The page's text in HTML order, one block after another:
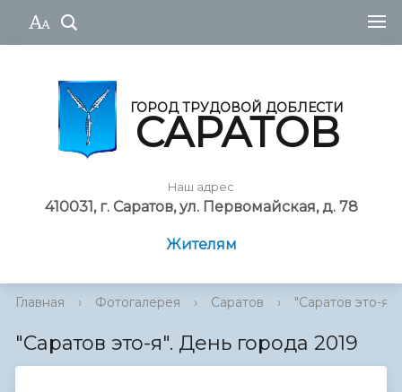
ГОРОД ТРУДОВОЙ ДОБЛЕСТИ
САРАТОВ
Наш адрес
410031, г. Саратов, ул. Первомайская, д. 78
Жителям
Главная › Фотогалерея › Саратов › "Саратов это-я".
"Саратов это-я". День города 2019